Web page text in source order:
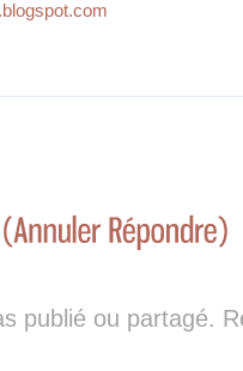
publié ou partagé.